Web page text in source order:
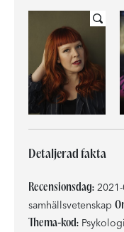
Detaljerad fakta
Recensionsdag:
samhällsvetenskap
Thema-kod: Psykologi